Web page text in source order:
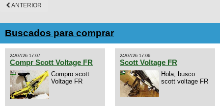
ANTERIOR
Buscados para comprar
24/07/26 17:07
Compr Scott Voltage FR
Compro scott
Voltage FR
24/07/26 17:06
Scott Voltage FR
Hola, busco
scott voltage FR